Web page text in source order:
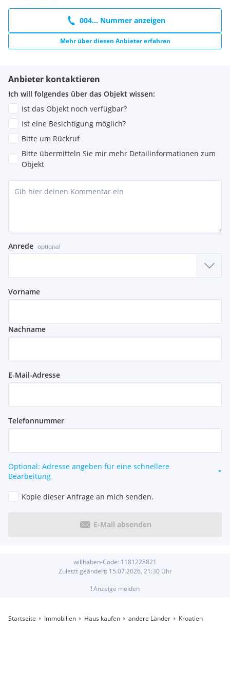
004... Nummer anzeigen
Mehr über diesen Anbieter erfahren
Anbieter kontaktieren
Ich will folgendes über das Objekt wissen:
Ist das Objekt noch verfügbar?
Ist eine Besichtigung möglich?
Bitte um Rückruf
Bitte übermitteln Sie mir mehr Detailinformationen zum
Objekt
Anrede optional
Vorname
Nachname
E-Mail-Adresse
Telefonnummer
Optional: Adresse angeben für eine schnellere
Bearbeitung
Kopie dieser Anfrage an mich senden.
E-Mail absenden
willhaben-Code: 1181228821
Zuletzt geändert: 15.07.2026, 21:30Uhr
!Anzeige melden
Startseite Immobilien Haus kaufen andere Länder Kroatien